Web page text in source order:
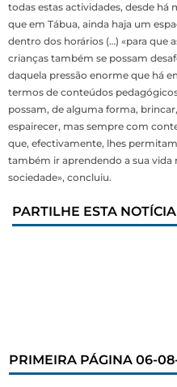
todas estas actividades, desde há
que em Tábua, ainda haja um
dentro dos horários (…) «para que
crianças também se possam
daquela pressão enorme que há
termos de conteúdos
possam, de alguma forma, brincar,
espairecer, mas sempre com
que, efectivamente, lhes permitam
também ir aprendendo a sua vida
sociedade», concluiu.
PARTILHE ESTA NOTÍCIA
PRIMEIRA PÁGINA 06-